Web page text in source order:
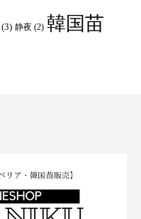
(3) 静夜 (2) 韓国苗